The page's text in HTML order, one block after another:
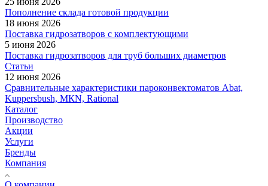
Пополнение склада готовой продукции
18 июня 2026
Поставка гидрозатворов с комплектующими
5 июня 2026
Поставка гидрозатворов для труб больших диаметров
Статьи
12 июня 2026
Сравнительные характеристики пароконвектоматов Abat,
Kuppersbush, МКN, Rational
Каталог
Производство
Акции
Услуги
Бренды
Компания